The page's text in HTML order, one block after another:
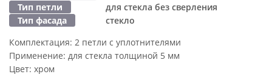
Тип петли
для стекла без сверления
Тип фасада
стекло
Комплектация: 2 петли с уплотнителями
Применение: для стекла толщиной 5 мм
Цвет: хром